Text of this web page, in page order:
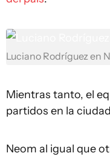
Luciano Rodríguez en
Mientras tanto, el
partidos en la
Neom al igual que